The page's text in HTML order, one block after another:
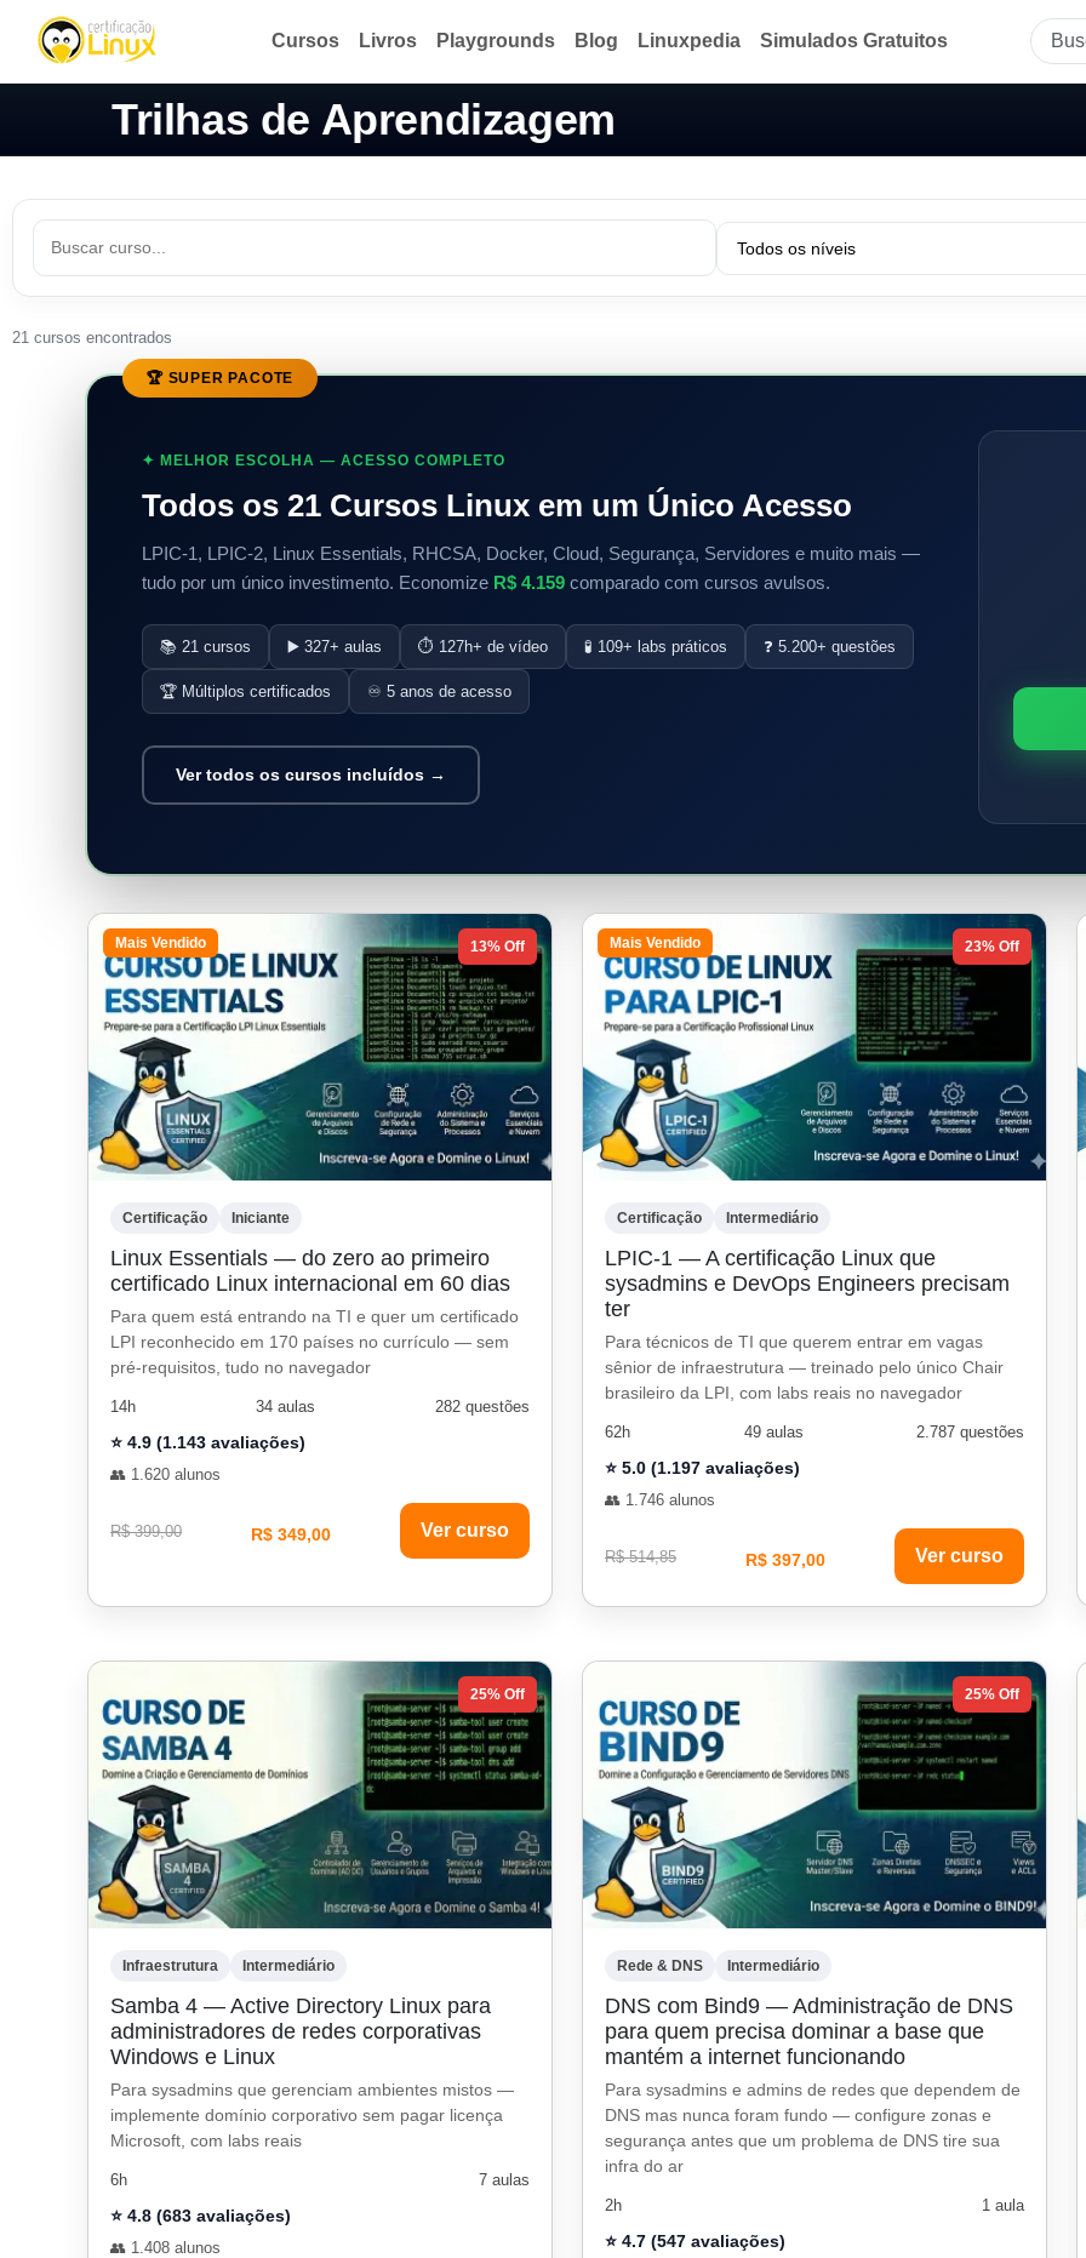
Cursos Livros Playgrounds Blog Linuxpedia Simulados Gratuitos
Trilhas de Aprendizagem
21 cursos encontrados
🏆 SUPER PACOTE
✦ MELHOR ESCOLHA — ACESSO COMPLETO
Todos os 21 Cursos Linux em um Único Acesso
LPIC-1, LPIC-2, Linux Essentials, RHCSA, Docker, Cloud, Segurança, Servidores e muito mais —
tudo por um único investimento. Economize R$ 4.159 comparado com cursos avulsos.
📚 21 cursos ▶️ 327+ aulas ⏱️ 127h+ de vídeo 🧪 109+ labs práticos ❓ 5.200+ questões
🏆 Múltiplos certificados ♾️ 5 anos de acesso
Ver todos os cursos incluídos →
Mais Vendido 13% Off
Certificação Iniciante
Linux Essentials — do zero ao primeiro
certificado Linux internacional em 60 dias
Para quem está entrando na TI e quer um certificado
LPI reconhecido em 170 países no currículo — sem
pré-requisitos, tudo no navegador
14h 34 aulas 282 questões
⭐ 4.9 (1.143 avaliações)
👥 1.620 alunos
R$ 399,00 R$ 349,00 Ver curso
Mais Vendido 23% Off
Certificação Intermediário
LPIC-1 — A certificação Linux que
sysadmins e DevOps Engineers precisam
ter
Para técnicos de TI que querem entrar em vagas
sênior de infraestrutura — treinado pelo único Chair
brasileiro da LPI, com labs reais no navegador
62h 49 aulas 2.787 questões
⭐ 5.0 (1.197 avaliações)
👥 1.746 alunos
R$ 514,85 R$ 397,00 Ver curso
25% Off
Infraestrutura Intermediário
Samba 4 — Active Directory Linux para
administradores de redes corporativas
Windows e Linux
Para sysadmins que gerenciam ambientes mistos —
implemente domínio corporativo sem pagar licença
Microsoft, com labs reais
6h 7 aulas
⭐ 4.8 (683 avaliações)
👥 1.408 alunos
25% Off
Rede & DNS Intermediário
DNS com Bind9 — Administração de DNS
para quem precisa dominar a base que
mantém a internet funcionando
Para sysadmins e admins de redes que dependem de
DNS mas nunca foram fundo — configure zonas e
segurança antes que um problema de DNS tire sua
infra do ar
2h 1 aula
⭐ 4.7 (547 avaliações)